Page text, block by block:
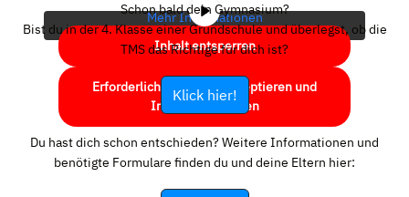
Mehr Informationen
Inhalt entsperren
Erforderlichen Service akzeptieren und
Inhalte entsperren
Schon bald dein Gymnasium?
Bist du in der 4. Klasse einer Grundschule und überlegst, ob die
TMS das Richtige für dich ist?
Klick hier!
Du hast dich schon entschieden? Weitere Informationen und
benötigte Formulare finden du und deine Eltern hier: